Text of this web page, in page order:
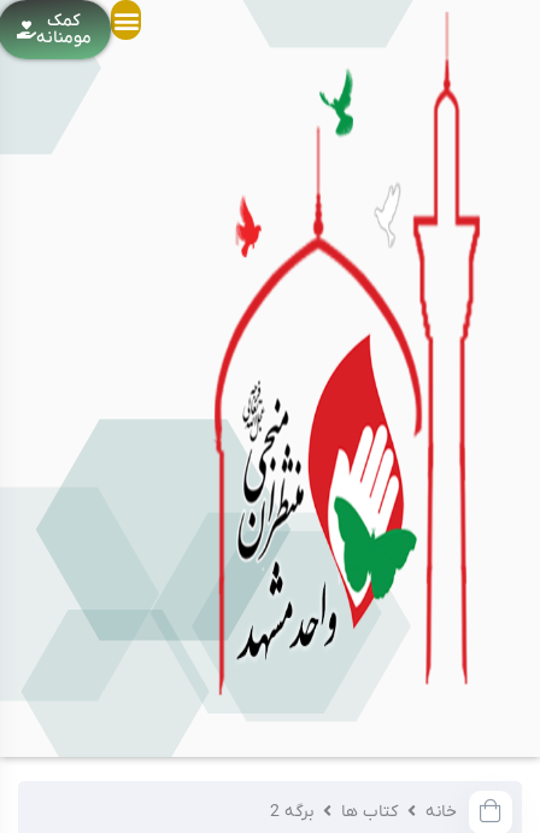
کمک
مومنانه
خانه کتاب ها برگه 2